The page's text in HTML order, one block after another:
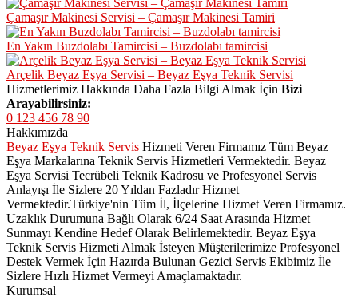
Çamaşır Makinesi Servisi – Çamaşır Makinesi Tamiri
En Yakın Buzdolabı Tamircisi – Buzdolabı tamircisi
Arçelik Beyaz Eşya Servisi – Beyaz Eşya Teknik Servisi
Hizmetlerimiz Hakkında Daha Fazla Bilgi Almak İçin Bizi
Arayabilirsiniz:
0 123 456 78 90
Hakkımızda
Beyaz Eşya Teknik Servis Hizmeti Veren Firmamız Tüm Beyaz
Eşya Markalarına Teknik Servis Hizmetleri Vermektedir. Beyaz
Eşya Servisi Tecrübeli Teknik Kadrosu ve Profesyonel Servis
Anlayışı İle Sizlere 20 Yıldan Fazladır Hizmet
Vermektedir.Türkiye'nin Tüm İl, İlçelerine Hizmet Veren Firmamız.
Uzaklık Durumuna Bağlı Olarak 6/24 Saat Arasında Hizmet
Sunmayı Kendine Hedef Olarak Belirlemektedir. Beyaz Eşya
Teknik Servis Hizmeti Almak İsteyen Müşterilerimize Profesyonel
Destek Vermek İçin Hazırda Bulunan Gezici Servis Ekibimiz İle
Sizlere Hızlı Hizmet Vermeyi Amaçlamaktadır.
Kurumsal